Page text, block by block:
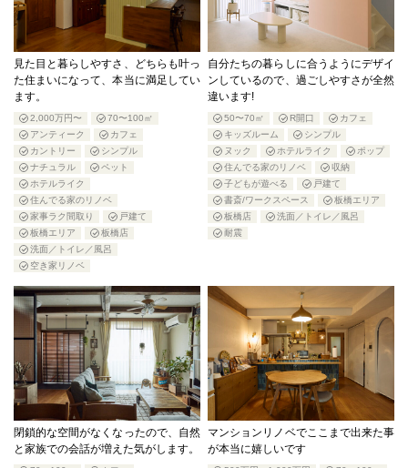
見た目と暮らしやすさ、どちらも叶っ
た住まいになって、本当に満足してい
ます。
2,000万円〜
70〜100㎡
アンティーク
カフェ
カントリー
シンプル
ナチュラル
ペット
ホテルライク
住んでる家のリノベ
家事ラク間取り
戸建て
板橋エリア
板橋店
洗面／トイレ／風呂
空き家リノベ
自分たちの暮らしに合うようにデザイ
ンしているので、過ごしやすさが全然
違います!
50〜70㎡ R開口
カフェ
キッズルーム
シンプル
ヌック
ホテルライク
ポップ
住んでる家のリノベ
収納
子どもが遊べる
戸建て
書斎/ワークスペース
板橋エリア
板橋店
洗面／トイレ／風呂
耐震
閉鎖的な空間がなくなったので、自然
と家族での会話が増えた気がします。
マンションリノベでここまで出来た事
が本当に嬉しいです